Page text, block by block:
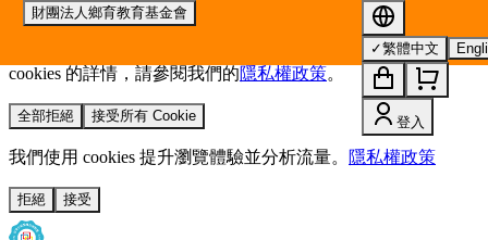
我們使用 cookies 來提升您的瀏覽體驗並分析網站流量。
欲了解更多有關我們使用
cookies 的詳情，請參閱我們的隱私權政策。
全部拒絕 接受所有 Cookie
我們使用 cookies 提升瀏覽體驗並分析流量。 隱私權政策
拒絕 接受
財團法人鄉育教育基金會
✓繁體中文
登入